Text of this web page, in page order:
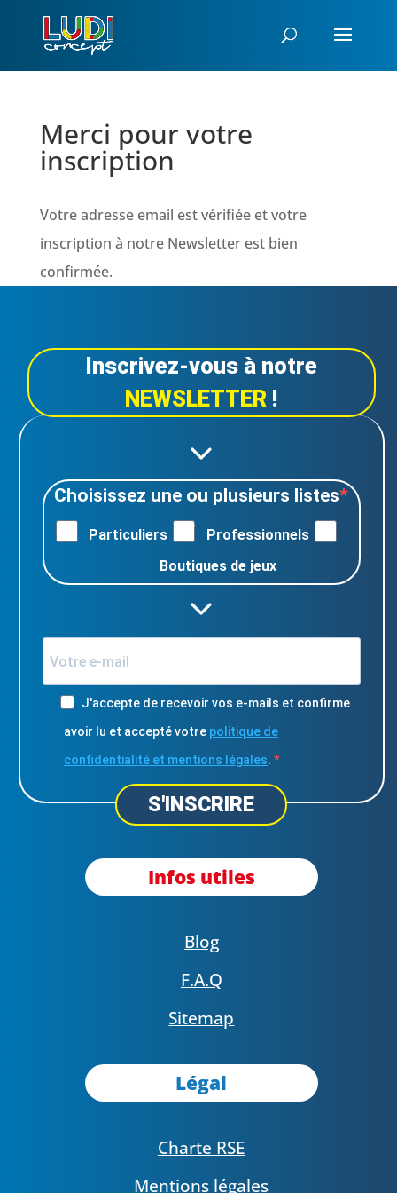
Merci pour votre
inscription
Votre adresse email est vérifiée et votre
inscription à notre Newsletter est bien
confirmée.
Inscrivez-vous à notre
NEWSLETTER !
Choisissez une ou plusieurs listes
Particuliers
Professionnels
Boutiques de jeux
J'accepte de recevoir vos e-mails et confirme
avoir lu et accepté votre politique de
confidentialité et mentions légales.
S'INSCRIRE
Infos utiles
Blog
F.A.Q
Sitemap
Légal
Charte RSE
Mentions légales